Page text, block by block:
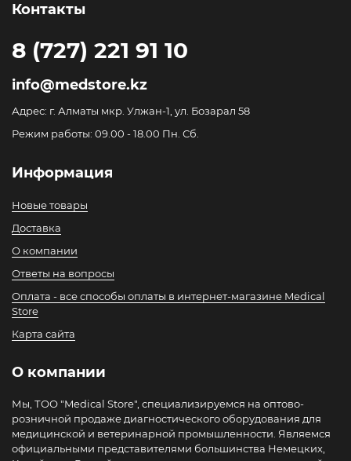
Контакты
8 (727) 221 91 10
info@medstore.kz
Адрес: г. Алматы мкр. Улжан-1, ул. Бозарал 58
Режим работы: 09.00 - 18.00 Пн. Сб.
Информация
Новые товары
Доставка
О компании
Ответы на вопросы
Оплата - все способы оплаты в интернет-магазине Medical
Store
Карта сайта
О компании
Мы, ТОО "Medical Store", специализируемся на оптово-
розничной продаже диагностического оборудования для
медицинской и ветеринарной промышленности. Являемся
официальными представителями большинства Немецких,